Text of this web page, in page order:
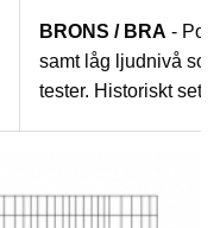
BRONS / BRA -
samt låg ljudnivå
tester. Historiskt sett